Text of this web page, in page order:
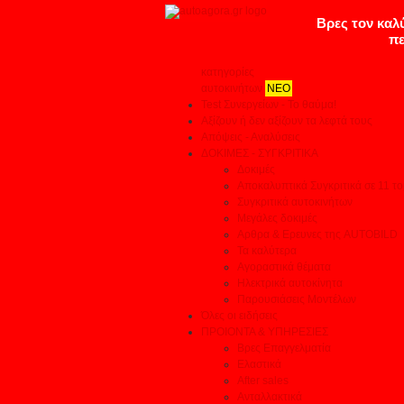
κατηγορίες
αυτοκινήτων ΝΕΟ
Test Συνεργείων - Το θαύμα!
Αξίζουν ή δεν αξίζουν τα λεφτά τους
Απόψεις - Αναλύσεις
ΔΟΚΙΜΕΣ - ΣΥΓΚΡΙΤΙΚΑ
Δοκιμές
Αποκαλυπτικά Συγκριτικά σε 11
Συγκριτικά αυτοκινήτων
Μεγάλες δοκιμές
Αρθρα & Ερευνες της AUTOBILD
Τα καλύτερα
Αγοραστικά θέματα
Ηλεκτρικά αυτοκίνητα
Παρουσιάσεις Μοντέλων
Όλες οι ειδήσεις
ΠΡΟΙΟΝΤΑ & ΥΠΗΡΕΣΙΕΣ
Βρες Επαγγελματία
Ελαστικά
After sales
Ανταλλακτικά